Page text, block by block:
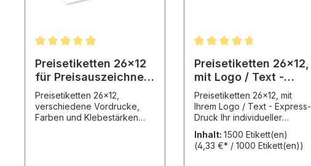
Preisetiketten 26x12
für Preisauszeichner
Etikettenrollen
Preisetiketten 26x12,
verschiedene Vordrucke,
Farben und Klebestärken
Preisetiketten 26x12,
mit Logo / Text -
Express-Druck
Preisetiketten 26x12, mit
Ihrem Logo / Text - Express-
Druck Ihr individueller
Preisauszeichner Etiketten
26 x 12 mm. Ihr Wunschtext
Inhalt: 1500 Etikett(en)
(4,33 €* / 1000 Etikett(en))